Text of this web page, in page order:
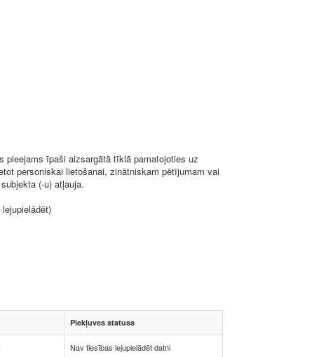
pieejams īpaši aizsargātā tīklā pamatojoties uz
personiskai lietošanai, zinātniskam pētījumam vai
(-u) atļauja.
Piekļuves statuss
Nav tiesības lejupielādēt datni